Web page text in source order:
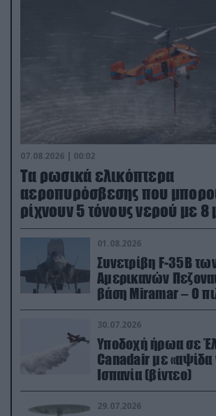
07.08.2026 | 00:02
Τα ρωσικά ελικόπτερα
αεροπυρόσβεσης που
ρίχνουν 5 τόνους νερού με
01.08.2026
Συνετρίβη F-35B
Αμερικανών
βάση Miramar – Ο
εκτινάχθηκε
30.07.2026
Υποδοχή ήρωα σε
Canadair με «αψίδα
Ισπανία (βίντεο)
29.07.2026